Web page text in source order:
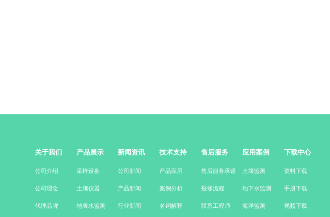
关于我们
公司介绍
公司理念
代理品牌
产品展示
采样设备
土壤仪器
地表水监测
新闻资讯
公司新闻
产品新闻
行业新闻
技术支持
产品应用
案例分析
名词解释
售后服务
售后服务承诺
报修流程
联系工程师
应用案例
土壤监测
地下水监测
海洋监测
下载中心
资料下载
手册下载
视频下载